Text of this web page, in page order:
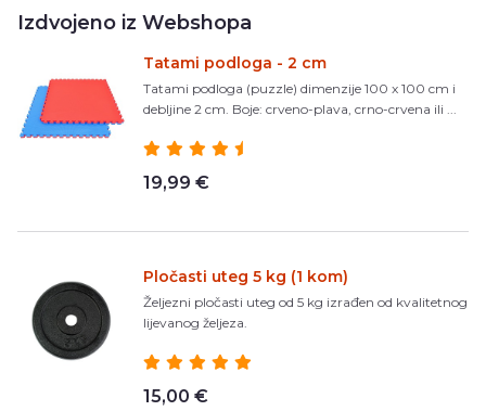
Izdvojeno iz Webshopa
Tatami podloga - 2 cm
Tatami podloga (puzzle) dimenzije 100 x 100 cm i
debljine 2 cm. Boje: crveno-plava, crno-crvena ili ...
19,99 €
Pločasti uteg 5 kg (1 kom)
Željezni pločasti uteg od 5 kg izrađen od kvalitetnog
lijevanog željeza.
15,00 €